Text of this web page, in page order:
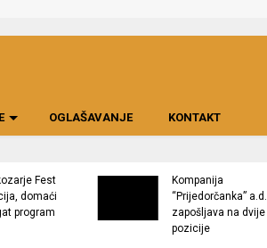
OGLAŠAVANJE KONTAKT
Fest
domaći
program
Kompanija
“Prijedorčanka” a.d.
zapošljava na dvije
pozicije